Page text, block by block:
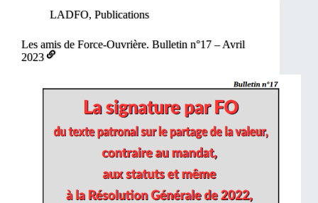
LADFO, Publications
Les amis de Force-Ouvrière. Bulletin n°17 – Avril
2023